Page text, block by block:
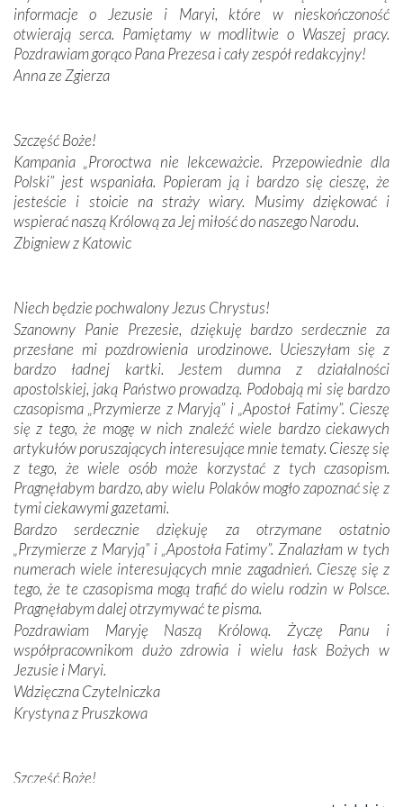
Krzyżową w ich rodzinnych stronach, odwiedziliśmy
domy, w których żyli.
W miejscu objawień Matki Bożej zapaliliśmy świece
Podczas tej kilkudniowej wyprawy na każdym kroku
spotykaliśmy się z serdeczną otwartością
Portugalczyków. Podziwialiśmy ich ludową sztukę i
zwyczaje. Mimo że nasze kraje są od siebie bardzo
oddalone, w żaden sposób nie czuliśmy się obco.
Sprawiła to oczywiście sama Matka Boża, ale też
kulturowa bliskość biorąca swój początek w naszej
mieliśmy okazję przekonać się, że Maryja swoją opieką
otacza nie tylko nasz naród, lecz wszystkie nacje, które
się Jej ufnie oddają, a także każdą osobę, która zawierza
Jej siebie oraz swych bliskich.
Dzieje Portugalii to również historia wierności Bogu i
odstępstw, także w życiu władców. Trudne momenty w
wymiarze tak osobistym, jak i zbiorowym, przypominają o
konieczności ciągłego zabiegania o własną duszę i o łaskę
Opatrzności. Wierność przynosi pomyślność –
przynajmniej w życiu duchowym. Odstępstwo owocuje
nieszczęściem i śmiercią. Te uniwersalne prawdy
przychodziły na myśl, gdy słuchaliśmy opowieści
przewodników o portugalskich monarchach i wodzach,
zwycięskich bitwach i nieszczęśliwych losach grzesznych
kochanków.
Byli tym razem pośród Apostołów Fatimy reprezentanci
każdego spośród żyjących pokoleń. Najmłodszy uczestnik
liczył sobie 13 lat, zaś senior, pan Zdzisław – już 94.
Całe życie marzyłem, by tu przyjechać
Nasza pielgrzymka nie byłaby tak bogata w duchową treść
informacje o Jezusie i Maryi, które w nieskończoność
otwierają serca. Pamiętamy w modlitwie o Waszej pracy.
Pozdrawiam gorąco Pana Prezesa i cały zespół redakcyjny!
Anna ze Zgierza
Szczęść Boże!
Kampania „Proroctwa nie lekceważcie. Przepowiednie dla
Polski” jest wspaniała. Popieram ją i bardzo się cieszę, że
jesteście i stoicie na straży wiary. Musimy dziękować i
wspierać naszą Królową za Jej miłość do naszego Narodu.
Zbigniew z Katowic
Niech będzie pochwalony Jezus Chrystus!
Szanowny Panie Prezesie, dziękuję bardzo serdecznie za
przesłane mi pozdrowienia urodzinowe. Ucieszyłam się z
bardzo ładnej kartki. Jestem dumna z działalności
apostolskiej, jaką Państwo prowadzą. Podobają mi się bardzo
czasopisma „Przymierze z Maryją” i „Apostoł Fatimy”. Cieszę
się z tego, że mogę w nich znaleźć wiele bardzo ciekawych
artykułów poruszających interesujące mnie tematy. Cieszę się
z tego, że wiele osób może korzystać z tych czasopism.
Pragnęłabym bardzo, aby wielu Polaków mogło zapoznać się z
tymi ciekawymi gazetami.
Bardzo serdecznie dziękuję za otrzymane ostatnio
„Przymierze z Maryją” i „Apostoła Fatimy”. Znalazłam w tych
numerach wiele interesujących mnie zagadnień. Cieszę się z
tego, że te czasopisma mogą trafić do wielu rodzin w Polsce.
Pragnęłabym dalej otrzymywać te pisma.
Pozdrawiam Maryję Naszą Królową. Życzę Panu i
współpracownikom dużo zdrowia i wielu łask Bożych w
Jezusie i Maryi.
Wdzięczna Czytelniczka
Krystyna z Pruszkowa
Szczęść Boże!